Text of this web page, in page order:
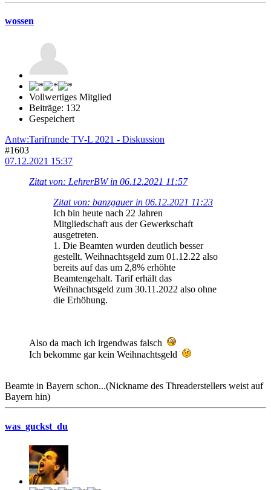
wossen
Vollwertiges Mitglied
Beiträge: 132
Gespeichert
Antw:Tarifrunde TV-L 2021 - Diskussion
#1603
07.12.2021 15:37
Zitat von: LehrerBW in 06.12.2021 11:57
Zitat von: banzgauer in 06.12.2021 11:23
Ich bin heute nach 22 Jahren
Mitgliedschaft aus der Gewerkschaft
ausgetreten.
1. Die Beamten wurden deutlich besser
gestellt. Weihnachtsgeld zum 01.12.22 also
bereits auf das um 2,8% erhöhte
Beamtengehalt. Tarif erhält das
Weihnachtsgeld zum 30.11.2022 also ohne
die Erhöhung.
Also da mach ich irgendwas falsch
Ich bekomme gar kein Weihnachtsgeld
Beamte in Bayern schon...(Nickname des Threaderstellers weist auf
Bayern hin)
was_guckst_du